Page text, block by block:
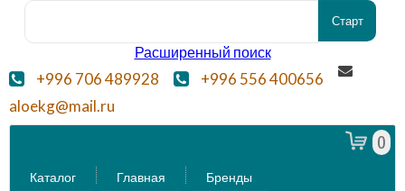
Расширенный поиск
+996 706 489928
+996 556 400656
aloekg@mail.ru
0
Каталог Главная Бренды